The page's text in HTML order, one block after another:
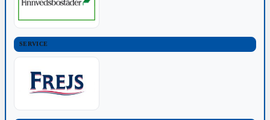
SERVICE